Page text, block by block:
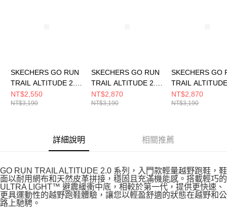
SKECHERS GO RUN
TRAIL ALTITUDE 2.0
女 跑步鞋
129533WNTBL
NT$2,550
NT$3,190
SKECHERS GO RUN
TRAIL ALTITUDE 2.0
女 跑步鞋
129525WNAT
NT$2,870
NT$3,190
SKECHERS GO
TRAIL
女 跑步鞋
129525WNVAQ
NT$2,870
NT$3,190
詳細說明 相關推薦
GO RUN TRAIL ALTITUDE 2.0 系列，入門款輕量越野跑鞋，鞋
面以耐用網布和天然皮革拼接，穩固且充滿機能感。搭載輕巧的
ULTRA LIGHT™ 避震緩衝中底，相較於第一代，提供更快速、
更具運動性的越野跑鞋體驗，讓您以輕盈舒適的狀態在越野和公
路上馳騁。